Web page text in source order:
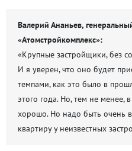
Валерий Ананьев,
«Атомстройкомплекс»:
«Крупные застройщики, без
И я уверен, что оно будет
темпами, как это было в
этого года. Но, тем не менее,
хорошо. Но надо быть очень
квартиру у неизвестных